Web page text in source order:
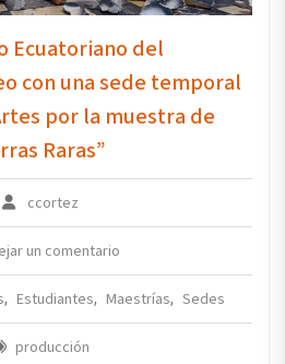
Ecuatoriano del
con una sede temporal
por la muestra de
Raras”
ccortez
un comentario
, Estudiantes, Maestrías, Sedes
producción